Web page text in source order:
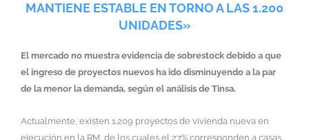
MANTIENE ESTABLE EN TORNO A LAS 1.200
UNIDADES»
El mercado no muestra evidencia de sobrestock debido a que
el ingreso de proyectos nuevos ha ido disminuyendo a la par
de la menor la demanda, según el análisis de Tinsa.
Actualmente, existen 1.209 proyectos de vivienda nueva en
ejecución en la RM, de los cuales el 27% corresponden a casas,